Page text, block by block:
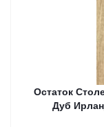
Остаток
Дуб